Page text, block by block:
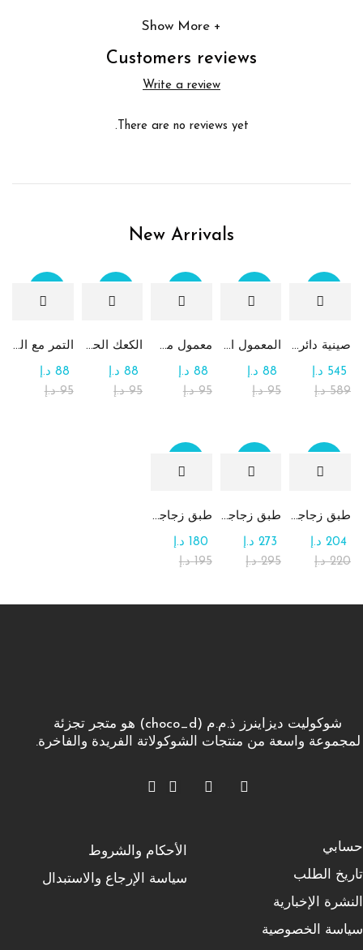
Show More
Customers reviews
Write a review
There are no reviews yet.
New Arrivals
صينية دائرية كبيرة جداً من الشوكولاتة والرهش
589 د.إ
545 د.إ
المعمول التقليدي بالتمر
95 د.إ
88 د.إ
معمول من القمح الكامل بدون سكر
95 د.إ
88 د.إ
الكعك الحساوي بالتمر
95 د.إ
88 د.إ
التمر مع الطحينة (التمريه)
95 د.إ
88 د.إ
طبق زجاجي مربع يحتوي على تشكيلة من الشوكولاتة
220 د.إ
204 د.إ
طبق زجاجي دائري للحلوى مع الشوكولاتة
295 د.إ
273 د.إ
طبق زجاجي مربع يحتوي على الرهش
195 د.إ
180 د.إ
شوكوليت ديزاينرز ذ.م.م (choco_d) هو متجر تجزئة
لمجموعة واسعة من منتجات الشوكولاتة الفريدة والفاخرة.
حسابي
تاريخ الطلب
النشرة الإخبارية
سياسة الخصوصية
الأحكام والشروط
سياسة الإرجاع والاستبدال